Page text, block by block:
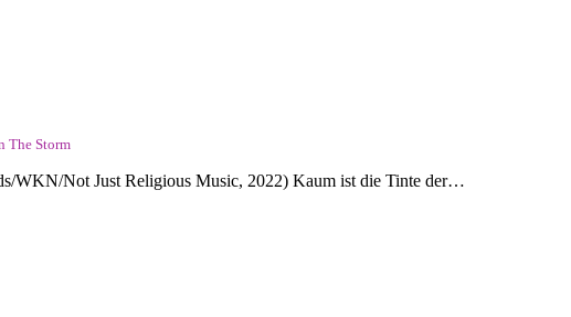
The Storm
WKN/Not Just Religious Music, 2022) Kaum ist die Tinte der…